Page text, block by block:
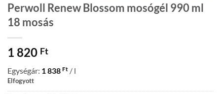
Perwoll Renew Blossom mosógél 990 ml
18 mosás
1 820 Ft
Egységár: 1 838 Ft / l
Elfogyott